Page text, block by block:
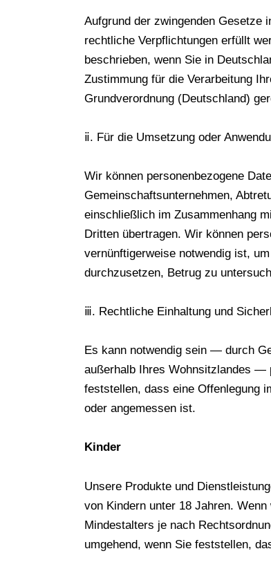
Aufgrund der zwingenden Gesetze
rechtliche Verpflichtungen erfüllt
beschrieben, wenn Sie in
Zustimmung für die Verarbeitung
Grundverordnung (Deutschland)
ⅱ. Für die Umsetzung oder
Wir können personenbezogene
Gemeinschaftsunternehmen,
einschließlich im Zusammenhang
Dritten übertragen. Wir können
vernünftigerweise notwendig ist,
durchzusetzen, Betrug zu
ⅲ. Rechtliche Einhaltung und
Es kann notwendig sein — durch
außerhalb Ihres Wohnsitzlandes —
feststellen, dass eine Offenlegung
oder angemessen ist.
Kinder
Unsere Produkte und
von Kindern unter 18 Jahren.
Mindestalters je nach
umgehend, wenn Sie feststellen,